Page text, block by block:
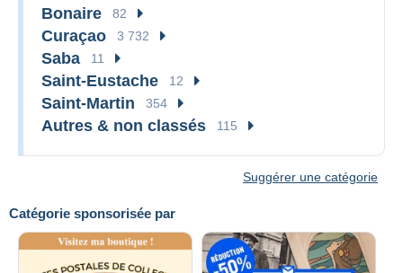
Catégorie sponsorisée par
Bonaire 82
Curaçao 3 732
Saba 11
Saint-Eustache 12
Saint-Martin 354
Autres & non classés 115
Suggérer une catégorie